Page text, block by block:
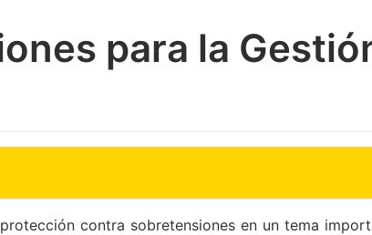
para la
contra sobretensiones en un tema